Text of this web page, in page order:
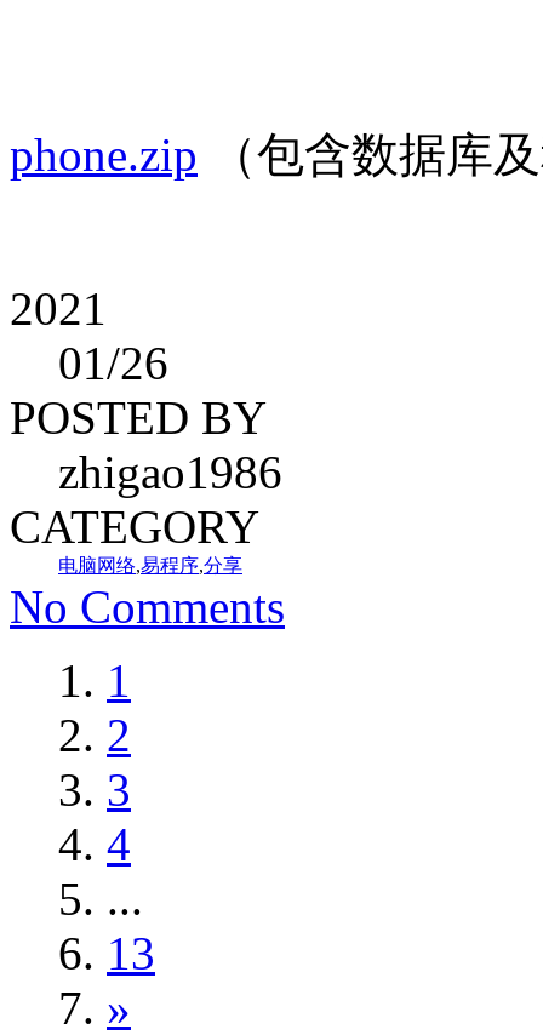
phone.zip （包含数据库
2021
01/26
POSTED BY
zhigao1986
CATEGORY
电脑网络,易程序,分享
No Comments
1
2
3
4
...
13
»